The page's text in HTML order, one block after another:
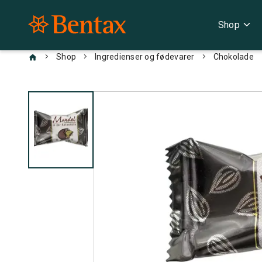
Shop expand_more
chevron_right Shop chevron_right Ingredienser og fødevarer chevron_right Chokolade